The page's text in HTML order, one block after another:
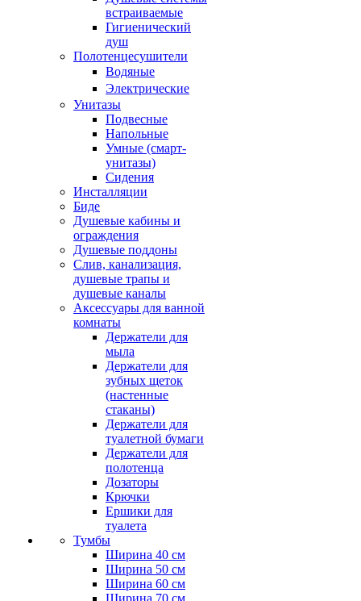
встраиваемые
Гигиенический
душ
Полотенцесушители
ㅤВодяные
ㅤЭлектрические
Унитазы
Подвесные
Напольные
Умные (смарт-
унитазы)
Сидения
Инсталляции
Биде
Душевые кабины и
ограждения
Душевые поддоны
Слив, канализация,
душевые трапы и
душевые каналы
Аксессуары для ванной
комнаты
Держатели для
мыла
Держатели для
зубных щеток
(настенные
стаканы)
Держатели для
туалетной бумаги
Держатели для
полотенца
Дозаторы
Крючки
Ершики для
туалета
Тумбы
Ширина 40 см
Ширина 50 см
Ширина 60 см
Ширина 70 см